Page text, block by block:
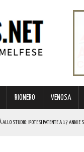
RIONERO VENOSA
ALLO STUDIO: IPOTESI PATENTE A 17 ANNI E